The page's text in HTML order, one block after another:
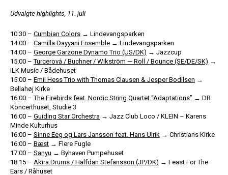
Udvalgte highlights, 11. juli
10:30 – Cumbian Colors → Lindevangsparken
14:00 – Camilla Dayyani Ensemble → Lindevangsparken
14:00 – George Garzone Dynamo Trio (US/DK) → Jazzcup
15:00 –Turcerová / Buchner / Wikström — Roll / Bounce (SE/DE/SK) →
ILK Music / Bådehuset
15:00 – Emil Hess Trio with Thomas Clausen & Jesper Bodilsen →
Bellahøj Kirke
16:00 –The Firebirds feat. Nordic String Quartet “Adaptations” → DR
Koncerthuset, Studie 3
16:00 – Guiding Star Orchestra → Jazz Club Loco / KLEIN – Karens
Minde Kulturhus
16:00 – Sinne Eeg og Lars Jansson feat. Hans Ulrik → Christians Kirke
16:00 – Bæst → Flere Fugle
17:00 – Sanyu → Byhaven Pumpehuset
18:15 – Akira.Drums / Halfdan Stefansson (JP/DK) → Feast For The
Ears / Råhuset